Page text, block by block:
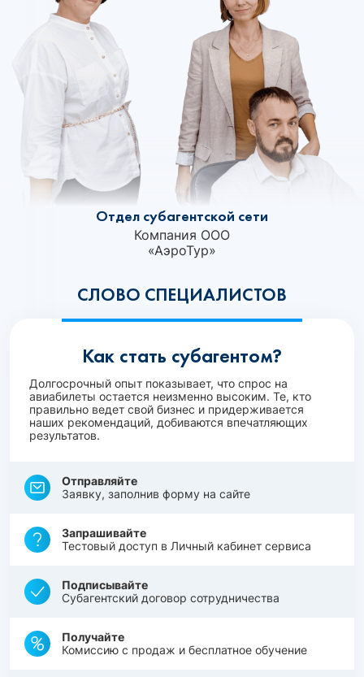
СЛОВО СПЕЦИАЛИСТОВ
Отдел субагентской сети
Компания ООО
«АэроТур»‎
Как стать субагентом?
Долгосрочный опыт показывает, что спрос на
авиабилеты остается неизменно высоким. Те, кто
правильно ведет свой бизнес и придерживается
наших рекомендаций, добиваются впечатляющих
результатов.
Отправляйте
Заявку, заполнив форму на сайте
Запрашивайте
Тестовый доступ в Личный кабинет сервиса
Подписывайте
Субагентский договор сотрудничества
Получайте
Комиссию с продаж и бесплатное обучение